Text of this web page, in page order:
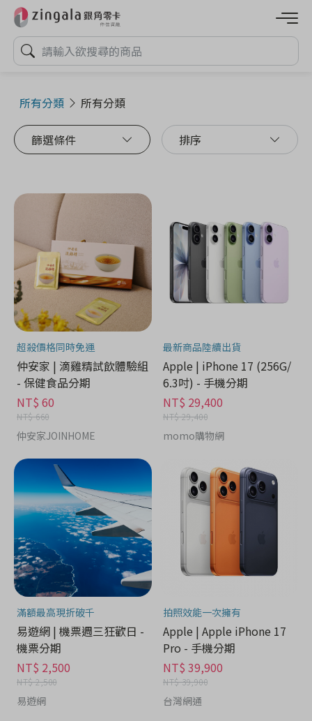
所有分類 所有分類
篩選條件 排序
超殺價格同時免運
仲安家 | 滴雞精試飲體驗組
- 保健食品分期
NT$ 60
NT$ 660
仲安家JOINHOME
最新商品陸續出貨
Apple | iPhone 17 (256G/
6.3吋) - 手機分期
NT$ 29,400
NT$ 29,400
momo購物網
滿額最高現折破千
易遊網 | 機票週三狂歡日 -
機票分期
NT$ 2,500
NT$ 2,500
易遊網
拍照效能一次擁有
Apple | Apple iPhone 17
Pro - 手機分期
NT$ 39,900
NT$ 39,900
台灣網通